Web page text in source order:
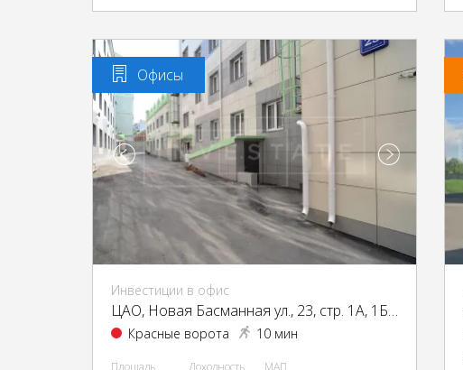
Офисы
Инвестиции в офис
ЦАО, Новая Басманная ул., 23, стр. 1А, 1Б, 2, 4
Красные ворота 10 мин
Площадь Доходность МАП